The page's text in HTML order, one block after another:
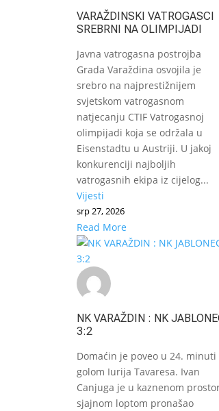
VARAŽDINSKI VATROGASCI
SREBRNI NA OLIMPIJADI
Javna vatrogasna postrojba
Grada Varaždina osvojila je
srebro na najprestižnijem
svjetskom vatrogasnom
natjecanju CTIF Vatrogasnoj
olimpijadi koja se održala u
Eisenstadtu u Austriji. U jakoj
konkurenciji najboljih
vatrogasnih ekipa iz cijelog...
Vijesti
srp 27, 2026
Read More
NK VARAŽDIN : NK
3:2
Domaćin je poveo u 24. minuti
golom Iurija Tavaresa. Ivan
Canjuga je u kaznenom
sjajnom loptom pronašao